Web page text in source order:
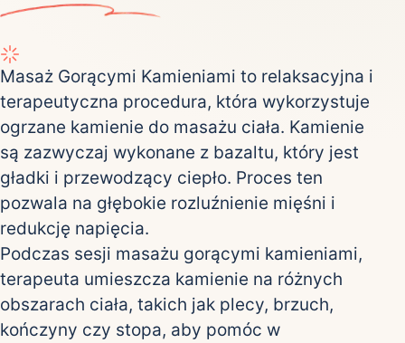
Masaż Gorącymi Kamieniami to relaksacyjna i
terapeutyczna procedura, która wykorzystuje
ogrzane kamienie do masażu ciała. Kamienie
są zazwyczaj wykonane z bazaltu, który jest
gładki i przewodzący ciepło. Proces ten
pozwala na głębokie rozluźnienie mięśni i
redukcję napięcia.
Podczas sesji masażu gorącymi kamieniami,
terapeuta umieszcza kamienie na różnych
obszarach ciała, takich jak plecy, brzuch,
kończyny czy stopa, aby pomóc w